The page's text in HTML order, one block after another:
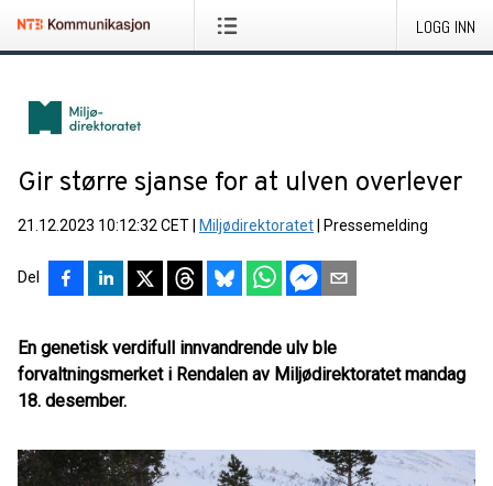
LOGG INN
Gir større sjanse for at ulven overlever
21.12.2023 10:12:32 CET Miljødirektoratet Pressemelding
Del
En genetisk verdifull innvandrende ulv ble
forvaltningsmerket i Rendalen av Miljødirektoratet mandag
18. desember.